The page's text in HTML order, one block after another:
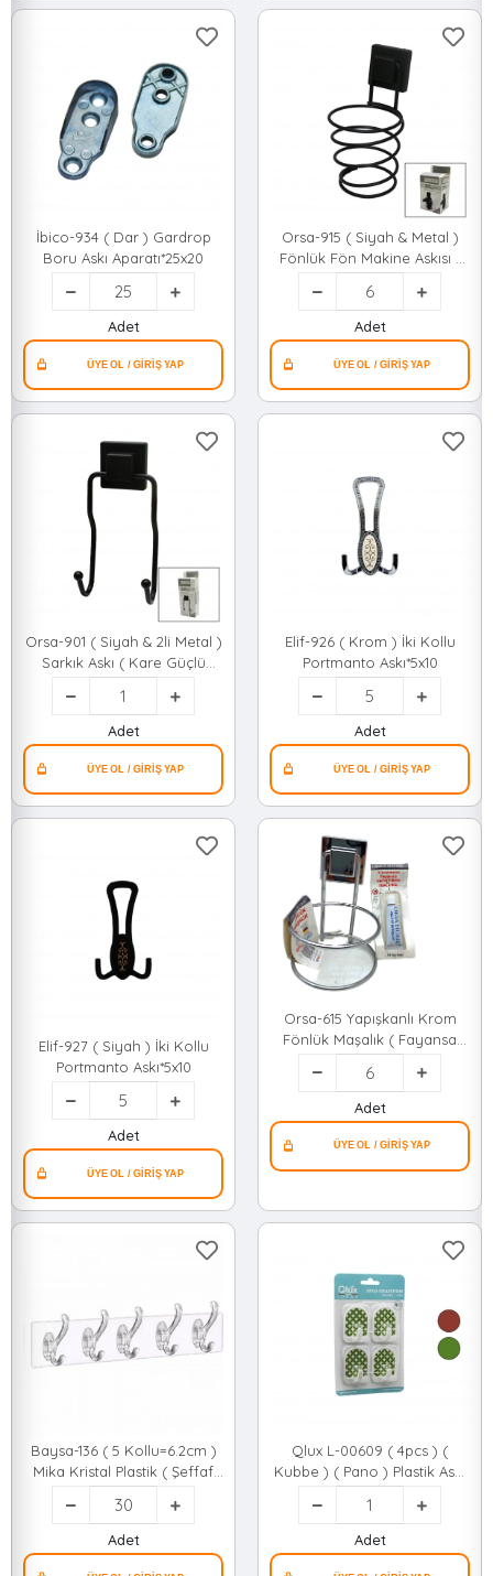
İbico-934 ( Dar ) Gardrop
Boru Askı Aparatı*25x20
Adet
Orsa-915 ( Siyah & Metal )
Fönlük Fön Makine Askısı (
Kare Macun Yapışkanlı )
(10x11x15cm)*6=k
Adet
Orsa-901 ( Siyah & 2li Metal )
Sarkık Askı ( Kare Güçlü
Yapışkanlı ) ( 8x9x19cm)*12
Adet
Elif-926 ( Krom ) İki Kollu
Portmanto Askı*5x10
Adet
Elif-927 ( Siyah ) İki Kollu
Portmanto Askı*5x10
Adet
Orsa-615 Yapışkanlı Krom
Fönlük Maşalık ( Fayansa
Yapıştırma Macunlu )*6x5
Adet
Baysa-136 ( 5 Kollu=6.2cm )
Mika Kristal Plastik ( Şeffaf
Askı ) ( Şeffaf Pvc Yapışkanlı
Montaj ) ( 6.4x29.3cm )*30x10
Adet
Qlux L-00609 ( 4pcs ) (
Kubbe ) ( Pano ) Plastik Askı
( Yapışkanlı Montaj )*50
Adet